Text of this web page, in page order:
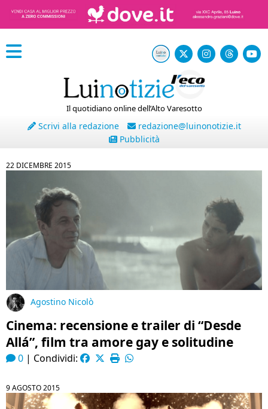
Il quotidiano online dell’Alto Varesotto
Scrivi alla redazione
redazione@luinonotizie.it
Pubblicità
22 DICEMBRE 2015
Agostino Nicolò
Cinema: recensione e trailer di “Desde
Allá”, film tra amore gay e solitudine
0 | Condividi:
9 AGOSTO 2015